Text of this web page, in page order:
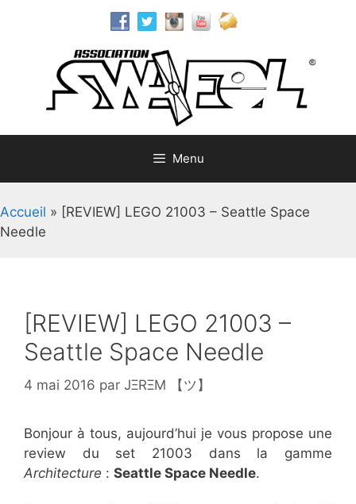
Menu
Accueil » [REVIEW] LEGO 21003 – Seattle Space
Needle
[REVIEW] LEGO 21003 –
Seattle Space Needle
4 mai 2016 par JΞRΞM 【ツ】
Bonjour à tous, aujourd’hui je vous propose une
review du set 21003 dans la gamme
Architecture : Seattle Space Needle.